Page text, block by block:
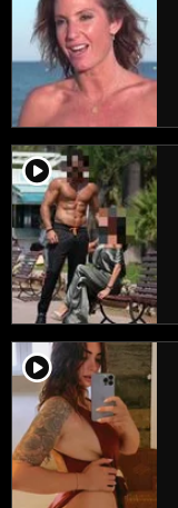
player2
player2